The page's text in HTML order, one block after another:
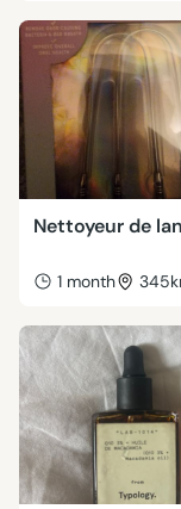
Nettoyeur de
1 month